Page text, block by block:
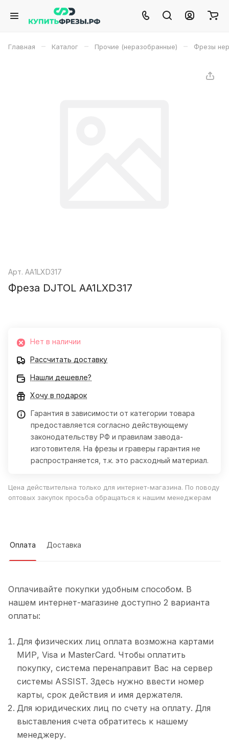
Главная – Каталог – Прочие (неразобранные) – Фрезы
Арт. AA1LXD317
Фреза DJTOL AA1LXD317
Нет в наличии
Рассчитать доставку
Нашли дешевле?
Хочу в подарок
Гарантия в зависимости от категории товара
предоставляется согласно действующему
законодательству РФ и правилам завода-
изготовителя. На фрезы и граверы гарантия не
распространяется, т.к. это расходный материал.
Цена действительна только для интернет-магазина. По поводу
оптовых закупок просьба обращаться к нашим менеджерам
Оплата Доставка
Оплачивайте покупки удобным способом. В
нашем интернет-магазине доступно 2 варианта
оплаты:
Для физических лиц оплата возможна картами
МИР, Visa и MasterCard. Чтобы оплатить
покупку, система перенаправит Вас на сервер
системы ASSIST. Здесь нужно ввести номер
карты, срок действия и имя держателя.
Для юридических лиц по счету на оплату. Для
выставления счета обратитесь к нашему
менеджеру.